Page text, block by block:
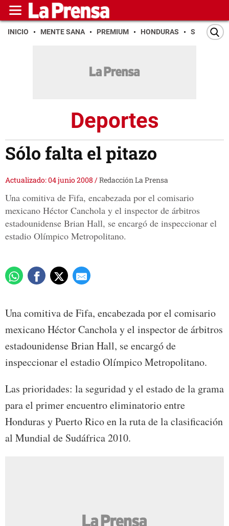
INICIO MENTE SANA PREMIUM HONDURAS SAN PEDRO
Deportes
Sólo falta el pitazo
Actualizado: 04 junio 2008 /Redacción La Prensa
Una comitiva de Fifa, encabezada por el comisario
mexicano Héctor Canchola y el inspector de árbitros
estadounidense Brian Hall, se encargó de inspeccionar el
estadio Olímpico Metropolitano.
Una comitiva de Fifa, encabezada por el comisario
mexicano Héctor Canchola y el inspector de árbitros
estadounidense Brian Hall, se encargó de
inspeccionar el estadio Olímpico Metropolitano.
Las prioridades: la seguridad y el estado de la grama
para el primer encuentro eliminatorio entre
Honduras y Puerto Rico en la ruta de la clasificación
al Mundial de Sudáfrica 2010.